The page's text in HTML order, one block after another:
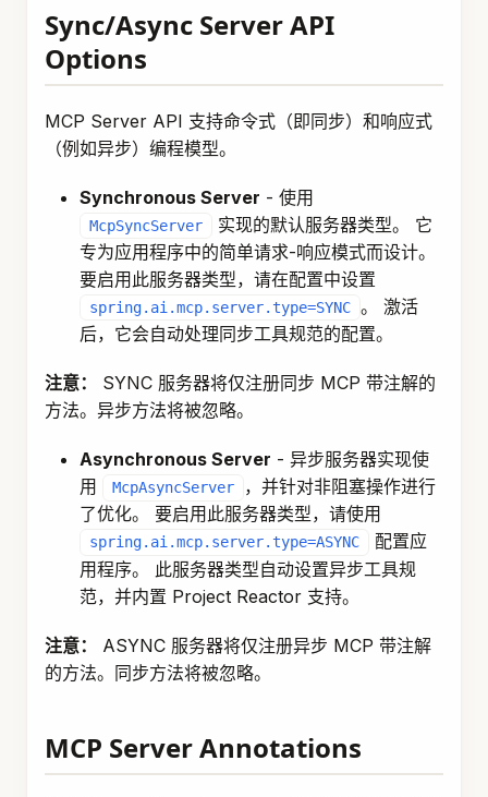
Sync/Async Server API
Options
MCP Server API 支持命令式（即同步）和响应式
（例如异步）编程模型。
Synchronous Server - 使用
McpSyncServer
实现的默认服务器类型。 它
专为应用程序中的简单请求-响应模式而设计。
要启用此服务器类型，请在配置中设置
spring.ai.mcp.server.type=SYNC 。 激活
后，它会自动处理同步工具规范的配置。
注意：
SYNC 服务器将仅注册同步 MCP 带注解的
方法。异步方法将被忽略。
Asynchronous Server - 异步服务器实现使
用
McpAsyncServer
，并针对非阻塞操作进行
了优化。 要启用此服务器类型，请使用
spring.ai.mcp.server.type=ASYNC
配置应
用程序。 此服务器类型自动设置异步工具规
范，并内置 Project Reactor 支持。
注意：
ASYNC 服务器将仅注册异步 MCP 带注解
的方法。同步方法将被忽略。
MCP Server Annotations